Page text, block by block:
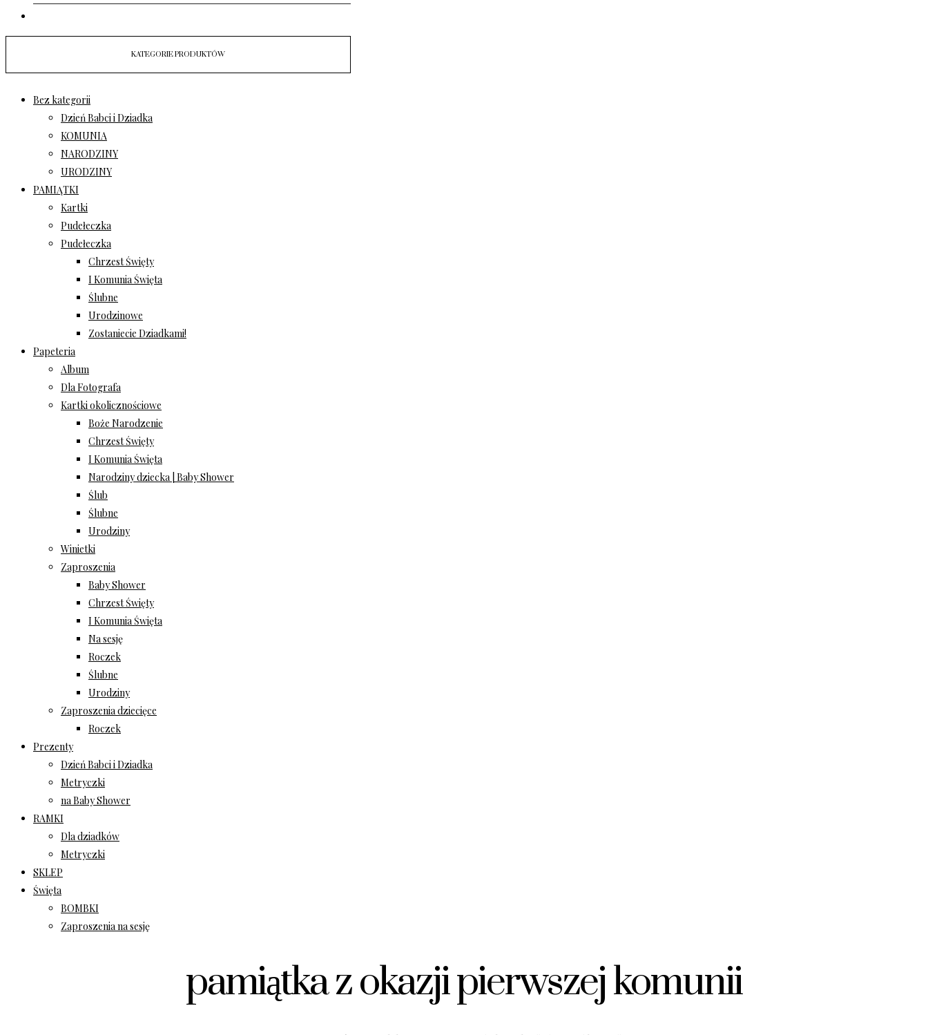
KATEGORIE PRODUKTÓW
Bez kategorii
Dzień Babci i Dziadka
KOMUNIA
NARODZINY
URODZINY
PAMIĄTKI
Kartki
Pudełeczka
Pudełeczka
Chrzest Święty
I Komunia Święta
Ślubne
Urodzinowe
Zostaniecie Dziadkami!
Papeteria
Album
Dla Fotografa
Kartki okolicznościowe
Boże Narodzenie
Chrzest Święty
I Komunia Święta
Narodziny dziecka | Baby Shower
Ślub
Ślubne
Urodziny
Winietki
Zaproszenia
Baby Shower
Chrzest Święty
I Komunia Święta
Na sesję
Roczek
Ślubne
Urodziny
Zaproszenia dziecięce
Roczek
Prezenty
Dzień Babci i Dziadka
Metryczki
na Baby Shower
RAMKI
Dla dziadków
Metryczki
SKLEP
Święta
BOMBKI
Zaproszenia na sesję
pamiątka z okazji pierwszej komunii